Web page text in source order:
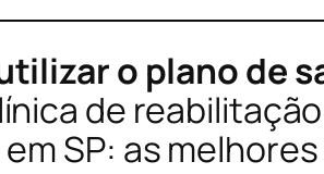
o plano de
de
SP: as